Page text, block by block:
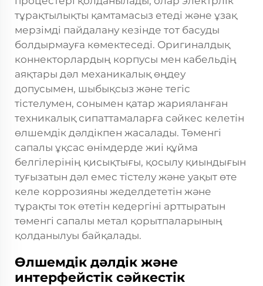
тұрақтылықты қамтамасыз етеді және ұзақ
мерзімді пайдалану кезінде тот басуды
болдырмауға көмектеседі. Оригиналдық
коннекторлардың корпусы мен кабельдің
аяқтары дәл механикалық өңдеу
допусымен, шыбықсыз және тегіс
тістелумен, сонымен қатар жарияланған
техникалық сипаттамаларға сәйкес келетін
өлшемдік дәлдікпен жасалады. Төменгі
сапалы ұқсас өнімдерде жиі құйма
белгілерінің қисықтығы, қосылу қиындығын
туғызатын дәл емес тістелу және уақыт өте
келе коррозияны жеделдететін және
тұрақты ток өтетін кедергіні арттыратын
төменгі сапалы метал қорытпаларының
қолданылуы байқалады.
Өлшемдік дәлдік және
интерфейстік сәйкестік